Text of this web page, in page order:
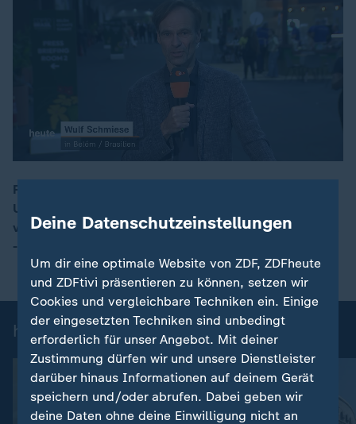
00:16
Friedrich Merz hat in Brasilien finanzielle
Unterstützung für den Schutz von Tropenwäldern
versprochen. Zur Rolle des Kanzlers beim Klimaschutz
- Wulf Schmiese.
heute 19:00 Uhr: Einzelbeiträge
Deine Datenschutzeinstellungen
Um dir eine optimale Website von ZDF, ZDFheute
und ZDFtivi präsentieren zu können, setzen wir
Cookies und vergleichbare Techniken ein. Einige
der eingesetzten Techniken sind unbedingt
erforderlich für unser Angebot. Mit deiner
Zustimmung dürfen wir und unsere Dienstleister
darüber hinaus Informationen auf deinem Gerät
speichern und/oder abrufen. Dabei geben wir
deine Daten ohne deine Einwilligung nicht an